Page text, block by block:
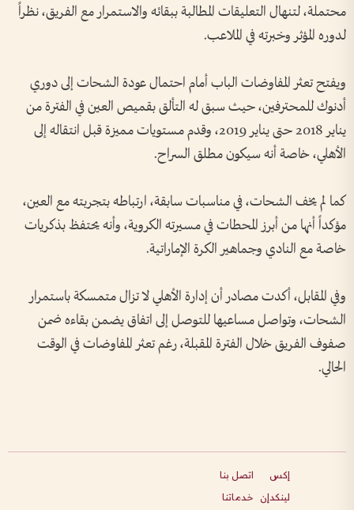
محتملة، لتنهال التعليقات المطالبة ببقائه والاستمرار مع الفريق، نظراً
لدوره المؤثر وخبرته في الملاعب.
ويفتح تعثر المفاوضات الباب أمام احتمال عودة الشحات إلى دوري
أدنوك للمحترفين، حيث سبق له التألق بقميص العين في الفترة من
يناير 2018 حتى يناير 2019، وقدم مستويات مميزة قبل انتقاله إلى
الأهلي، خاصة أنه سيكون مطلق السراح.
كما لم يخف الشحات، في مناسبات سابقة، ارتباطه بتجربته مع العين،
مؤكداً أنها من أبرز المحطات في مسيرته الكروية، وأنه يحتفظ بذكريات
خاصة مع النادي وجماهير الكرة الإماراتية.
وفي المقابل، أكدت مصادر أن إدارة الأهلي لا تزال متمسكة باستمرار
الشحات، وتواصل مساعيها للتوصل إلى اتفاق يضمن بقاءه ضمن
صفوف الفريق خلال الفترة المقبلة، رغم تعثر المفاوضات في الوقت
الحالي.
إكس
لينكدإن
اتصل بنا
خدماتنا